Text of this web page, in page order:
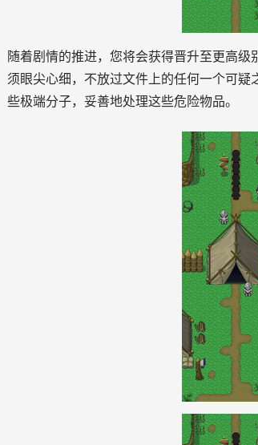
随着剧情的推进，您将会获得晋升至更高
须眼尖心细，不放过文件上的任何一个可
些极端分子，妥善地处理这些危险物品。